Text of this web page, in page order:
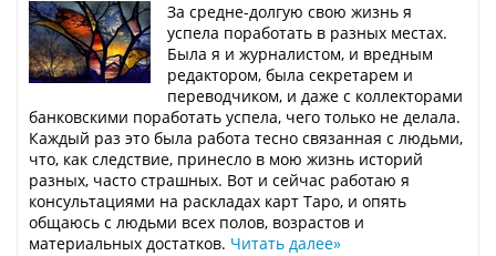
За средне-долгую свою жизнь я
успела поработать в разных местах.
Была я и журналистом, и вредным
редактором, была секретарем и
переводчиком, и даже с коллекторами
банковскими поработать успела, чего только не делала.
Каждый раз это была работа тесно связанная с людьми,
что, как следствие, принесло в мою жизнь историй
разных, часто страшных. Вот и сейчас работаю я
консультациями на раскладах карт Таро, и опять
общаюсь с людьми всех полов, возрастов и
материальных достатков. Читать далее»